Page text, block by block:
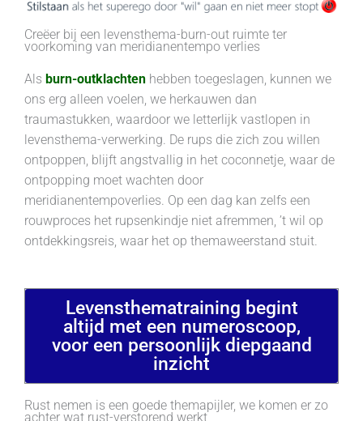
Creëer bij een levensthema-burn-out ruimte ter
voorkoming van meridianentempo verlies
Als burn-outklachten hebben toegeslagen, kunnen we
ons erg alleen voelen, we herkauwen dan
traumastukken, waardoor we letterlijk vastlopen in
levensthema-verwerking. De rups die zich zou willen
ontpoppen, blijft angstvallig in het coconnetje, waar de
ontpopping moet wachten door
meridianentempoverlies. Op een dag kan zelfs een
rouwproces het rupsenkindje niet afremmen, ’t wil op
ontdekkingsreis, waar het op themaweerstand stuit.
Levensthematraining begint
altijd met een numeroscoop,
voor een persoonlijk diepgaand
inzicht
Rust nemen is een goede themapijler, we komen er zo
achter wat rust-verstorend werkt